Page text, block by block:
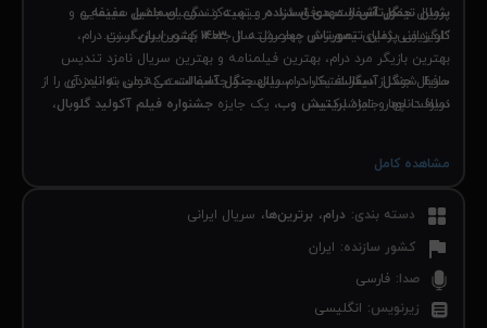
پژمان تیمورتاشومهدی اسدزاده و تهیه‌کنندگیاسماعیل عفیفهو
کارگردانیپژمان تیمورتاش محصول سال۱۴۰۳ کشورایراناست.
سریالجنگل آسفالتموفق شد در بیست و سومین جشن سینمایی و
تلویزیونی دنیای تصویر در چهار رشته از جمله بهترین بازیگر زن درام،
بهترین بازیگر مرد درام، بهترین فیلمنامه و بهترین سریال نامزد تندیس
حافظ شود. از دیگر افتخارات سریالجنگل آسفالتمی توان به نامزدی
دریافت چهار جایزهبریتیش وب، یک جایزه جشنواره فیلم آکولید گلوبال،
سریالجنگل آسفالتیک درام ملتهب و جذاب است که می توانید آن را از
نماوا دانلود و تماشا کنید.
مشاهده کامل
دسته بندی: درام برترین‌‌ها
سریال ایرانی
کشور سازنده: ایران
صدا: فارسی
زیرنویس: انگلیسی